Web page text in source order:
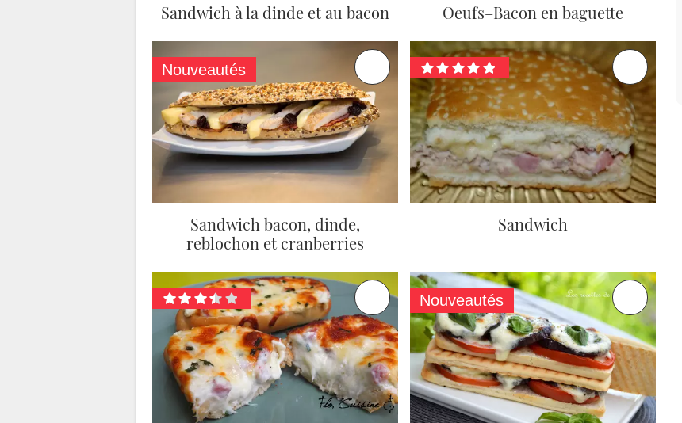
Sandwich à la dinde et au bacon Oeufs–Bacon en baguette
Nouveautés
Sandwich bacon, dinde,
reblochon et cranberries
Sandwich
Nouveautés